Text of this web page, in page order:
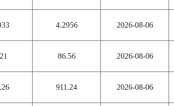
4.2956 2026-08-06
86.56 2026-08-06
911.24 2026-08-06